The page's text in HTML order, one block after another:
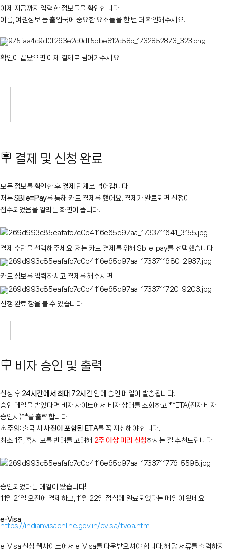
이제 지금까지 입력한 정보들을 확인합니다.
이름, 여권정보 등 출입국에 중요한 요소들을 한 번 더 확인해주세요.
확인이 끝났으면 이제 결제로 넘어가주세요.
🪧 결제 및 신청 완료
모든 정보를 확인한 후 결제
단계로 넘어갑니다.
저는 SBI e=Pay를 통해 카드 결제를 했어요. 결제가 완료되면 신청이
접수되었음을 알리는 화면이 뜹니다.
결제 수단을 선택해주세요. 저는 카드 결제를 위해 Sbi e-pay를 선택했습니다.
카드 정보를 입력하시고 결제를 해주시면
신청 완료 창을 볼 수 있습니다.
🪧 비자 승인 및 출력
신청 후 24시간에서 최대 72시간 안에 승인 메일이 발송됩니다.
승인 메일을 받았다면 비자 사이트에서 비자 상태를 조회하고 **ETA(전자 비자
승인서)**를 출력합니다.
⚠️주의: 출국 시사진이 포함된 ETA를 꼭 지참해야 합니다.
최소 1주, 혹시 모를 반려를 고려해 2주 이상 미리 신청하시는 걸 추천드립니다.
승인되었다는 메일이 왔습니다!
11월 21일 오전에 결제하고, 11월 22일 점심에 완료되었다는 메일이 왔네요.
e-Visa
https://indianvisaonline.gov.in/evisa/tvoa.html
e-Visa 신청 웹사이트에서 e-Visa를 다운받으셔야 합니다. 해당 서류를 출력하지